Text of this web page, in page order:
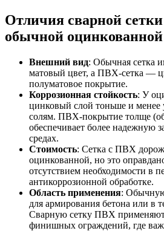
Отличия сварной
обычной оцинкованной
Внешний вид: Обычная сетка
матовый цвет, а ПВХ-сетка —
полуматовое покрытие.
Коррозионная стойкость: У
цинковый слой тоньше и менее
солям. ПВХ-покрытие толще
обеспечивает более надежную
средах.
Стоимость: Сетка с ПВХ
оцинкованной, но это
отсутствием необходимости в
антикоррозионной обработке.
Область применения:
для армирования бетона или в
Сварную сетку ПВХ
финишных ограждений, где